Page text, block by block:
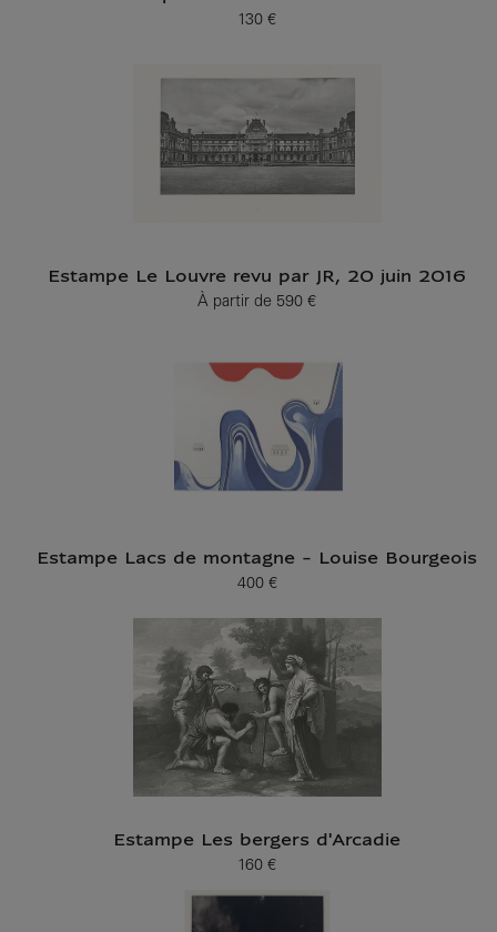
Prix ​​actuel
130 €
Estampe Le Louvre revu par JR, 20 juin 2016
À partir dePrix ​​actuel
590 €
Estampe Lacs de montagne - Louise Bourgeois
Prix ​​actuel
400 €
Estampe Les bergers d'Arcadie
Prix ​​actuel
160 €